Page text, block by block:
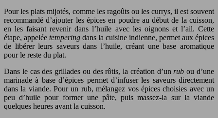
Pour les plats mijotés, comme les ragoûts ou les currys, il est souvent
recommandé d’ajouter les épices en poudre au début de la cuisson,
en les faisant revenir dans l’huile avec les oignons et l’ail. Cette
étape, appelée tempering dans la cuisine indienne, permet aux épices
de libérer leurs saveurs dans l’huile, créant une base aromatique
pour le reste du plat.
Dans le cas des grillades ou des rôtis, la création d’un rubou d’une
marinade à base d’épices permet d’infuser les saveurs directement
dans la viande. Pour un rub, mélangez vos épices choisies avec un
peu d’huile pour former une pâte, puis massez-la sur la viande
quelques heures avant la cuisson.